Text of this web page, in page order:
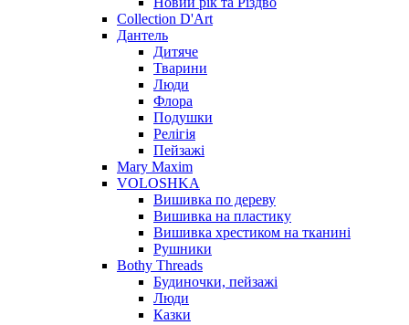
Collection D'Art
Дантель
Дитяче
Тварини
Люди
Флора
Подушки
Релігія
Пейзажі
Mary Maxim
VOLOSHKA
Вишивка по дереву
Вишивка на пластику
Вишивка хрестиком на тканині
Рушники
Bothy Threads
Будиночки, пейзажі
Люди
Казки